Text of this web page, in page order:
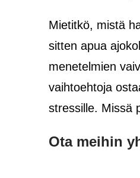
Mietitkö, mistä
sitten apua
menetelmien
vaihtoehtoja
stressille. Missä
Ota meihin